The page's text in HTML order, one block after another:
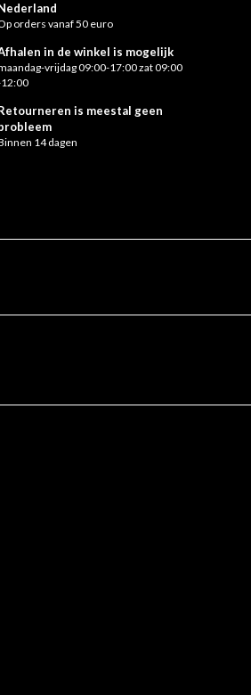
orders vanaf 50 euro
in de winkel is mogelijk
vrijdag 09:00-17:00 zat 09:00
is meestal geen
14 dagen